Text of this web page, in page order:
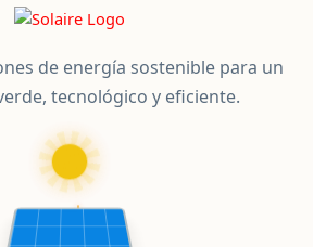
de energía sostenible para un
tecnológico y eficiente.